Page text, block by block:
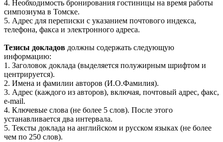
4. Необходимость бронирования гостиницы на время работы
симпозиума в Томске.
5. Адрес для переписки с указанием почтового индекса,
телефона, факса и электронного адреса.
Тезисы докладов должны содержать следующую
информацию:
1. Заголовок доклада (выделяется полужирным шрифтом и
центрируется).
2. Имена и фамилии авторов (И.О.Фамилия).
3. Адрес (каждого из авторов), включая, почтовый адрес, факс,
e-mail.
4. Ключевые слова (не более 5 слов). После этого
устанавливается два интервала.
5. Тексты доклада на английском и русском языках (не более
чем по 250 слов).